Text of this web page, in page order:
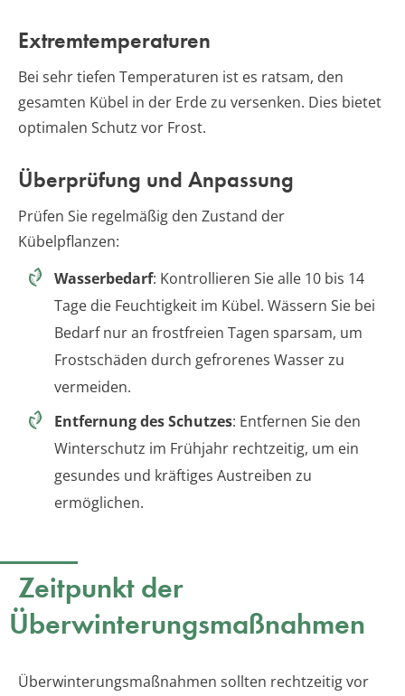
Extremtemperaturen
Bei sehr tiefen Temperaturen ist es ratsam, den
gesamten Kübel in der Erde zu versenken. Dies bietet
optimalen Schutz vor Frost.
Überprüfung und Anpassung
Prüfen Sie regelmäßig den Zustand der
Kübelpflanzen:
Wasserbedarf: Kontrollieren Sie alle 10 bis 14
Tage die Feuchtigkeit im Kübel. Wässern Sie bei
Bedarf nur an frostfreien Tagen sparsam, um
Frostschäden durch gefrorenes Wasser zu
vermeiden.
Entfernung des Schutzes: Entfernen Sie den
Winterschutz im Frühjahr rechtzeitig, um ein
gesundes und kräftiges Austreiben zu
ermöglichen.
Zeitpunkt der
Überwinterungsmaßnahmen
Überwinterungsmaßnahmen sollten rechtzeitig vor